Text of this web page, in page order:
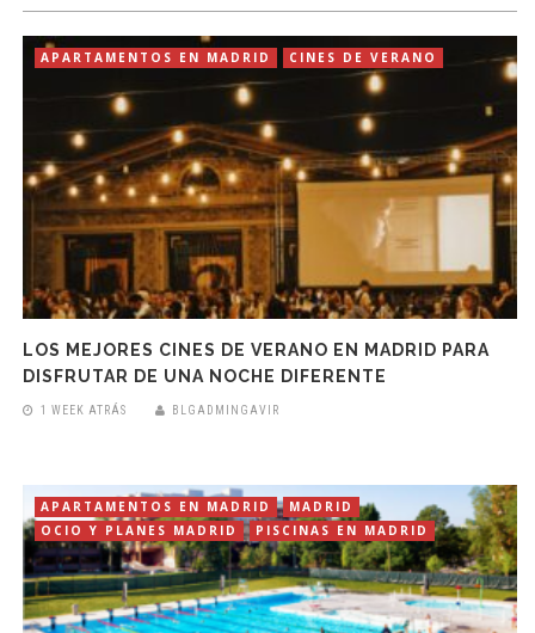
APARTAMENTOS EN MADRID CINES DE VERANO
LOS MEJORES CINES DE VERANO EN MADRID PARA
DISFRUTAR DE UNA NOCHE DIFERENTE
1 WEEK ATRÁS BLGADMINGAVIR
APARTAMENTOS EN MADRID
MADRID
OCIO Y PLANES MADRID
PISCINAS EN MADRID